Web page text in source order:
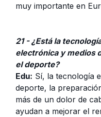
muy importante en
21 - ¿Está la
electrónica y medios
el deporte?
Edu: Sí, la tecnología
deporte, la
más de un dolor de
ayudan a mejorar el